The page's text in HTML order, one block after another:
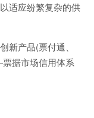
适应纷繁复杂的供
新产品(票付通、
据市场信用体系